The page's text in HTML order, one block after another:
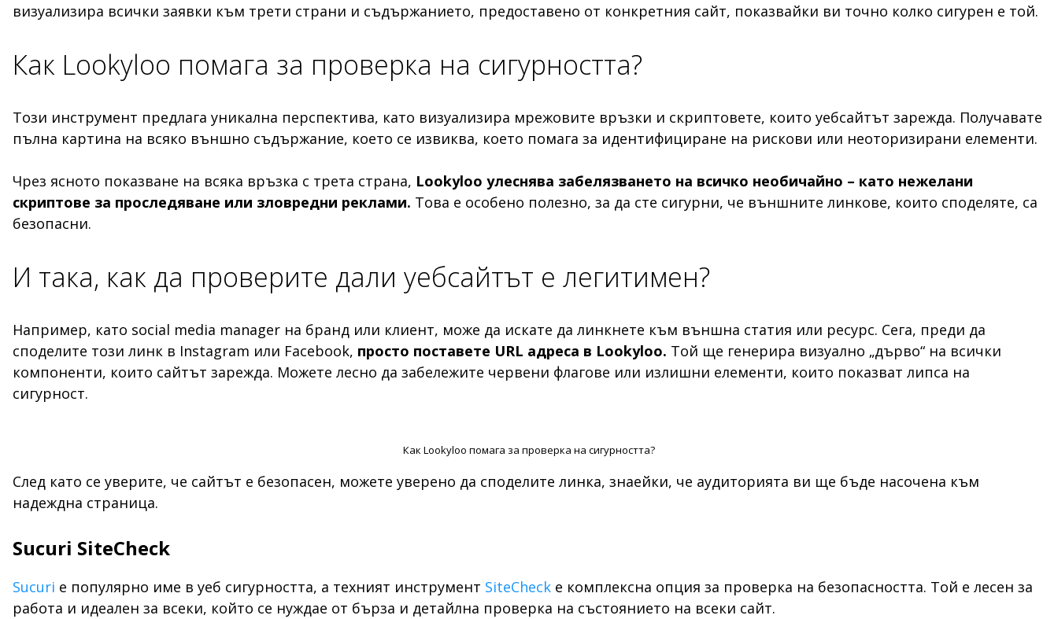
визуализира всички заявки към трети страни и съдържанието, предоставено от конкретния сайт, показвайки ви точно колко сигурен е той.
Как Lookyloo помага за проверка на сигурността?
Този инструмент предлага уникална перспектива, като визуализира мрежовите връзки и скриптовете, които уебсайтът зарежда. Получавате
пълна картина на всяко външно съдържание, което се извиква, което помага за идентифициране на рискови или неоторизирани елементи.
Чрез ясното показване на всяка връзка с трета страна, Lookyloo улеснява забелязването на всичко необичайно – като нежелани
скриптове за проследяване или зловредни реклами. Това е особено полезно, за да сте сигурни, че външните линкове, които споделяте, са
безопасни.
И така, как да проверите дали уебсайтът е легитимен?
Например, като social media manager на бранд или клиент, може да искате да линкнете към външна статия или ресурс. Сега, преди да
споделите този линк в Instagram или Facebook, просто поставете URL адреса в Lookyloo. Той ще генерира визуално „дърво“ на всички
компоненти, които сайтът зарежда. Можете лесно да забележите червени флагове или излишни елементи, които показват липса на
сигурност.
Как Lookyloo помага за проверка на сигурността?
След като се уверите, че сайтът е безопасен, можете уверено да споделите линка, знаейки, че аудиторията ви ще бъде насочена към
надеждна страница.
Sucuri SiteCheck
Sucuri е популярно име в уеб сигурността, а техният инструмент SiteCheck е комплексна опция за проверка на безопасността. Той е лесен за
работа и идеален за всеки, който се нуждае от бърза и детайлна проверка на състоянието на всеки сайт.